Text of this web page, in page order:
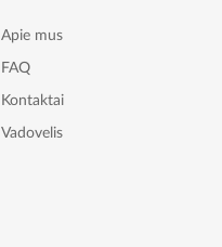
Apie mus
FAQ
Kontaktai
Vadovelis